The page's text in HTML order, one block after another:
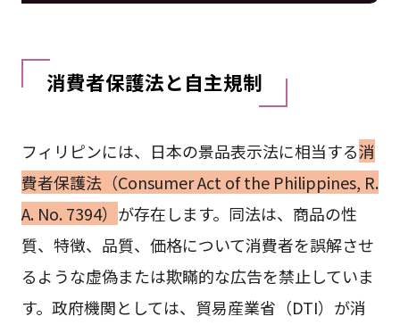
消費者保護法と自主規制
フィリピンには、日本の景品表示法に相当する消
費者保護法（Consumer Act of the Philippines, R.
A. No. 7394） が存在します。同法は、商品の性
質、特徴、品質、価格について消費者を誤解させ
るような虚偽または欺瞞的な広告を禁止していま
す。政府機関としては、貿易産業省（DTI）が消